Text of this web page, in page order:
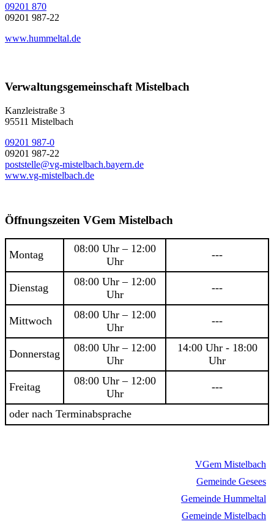
09201 870
09201 987-22
www.hummeltal.de
Verwaltungsgemeinschaft Mistelbach
Kanzleistraße 3
95511 Mistelbach
09201 987-0
09201 987-22
poststelle@vg-mistelbach.bayern.de
www.vg-mistelbach.de
Öffnungszeiten VGem Mistelbach
Montag
08:00 Uhr – 12:00
Uhr
---
Dienstag
08:00 Uhr – 12:00
Uhr
---
Mittwoch
08:00 Uhr – 12:00
Uhr
---
Donnerstag
08:00 Uhr – 12:00
Uhr
14:00 Uhr - 18:00
Uhr
Freitag
08:00 Uhr – 12:00
Uhr
---
oder nach Terminabsprache
VGem Mistelbach
Gemeinde Gesees
Gemeinde Hummeltal
Gemeinde Mistelbach